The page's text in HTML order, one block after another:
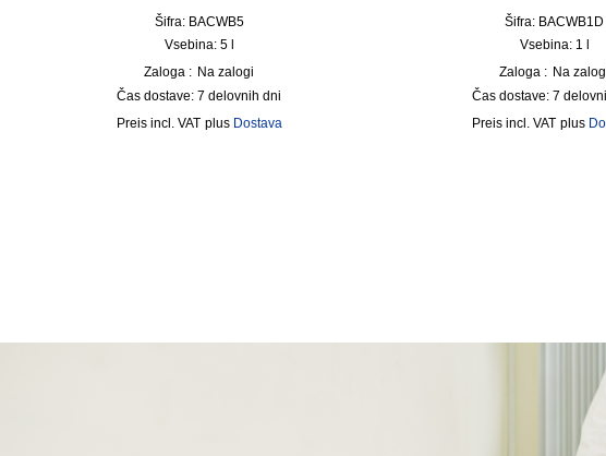
Šifra: BACWB5
Vsebina: 5
Zaloga : Na zalogi
Čas dostave:7 delovnih dni
incl. VAT plus Dostava
Šifra: BACWB1D
Vsebina: 1
Zaloga : Na
Čas dostave:7
incl. VAT plus